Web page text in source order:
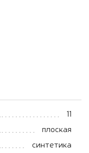
11
плоская
синтетика